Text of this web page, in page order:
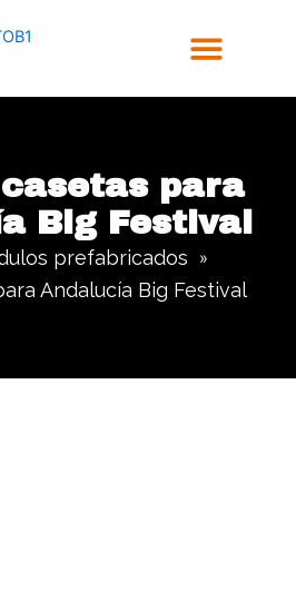
para
Big Festival
prefabricados »
Andalucía Big Festival